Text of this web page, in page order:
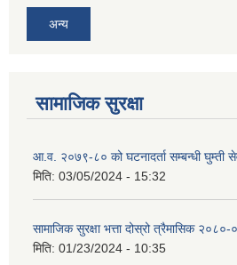
अन्य
सामाजिक सुरक्षा
आ.व. २०७९-८० को घटनादर्ता सम्बन्धी घुम्ती
मिति: 03/05/2024 - 15:32
सामाजिक सुरक्षा भत्ता दोस्रो त्रैमासिक २०८०-
मिति: 01/23/2024 - 10:35